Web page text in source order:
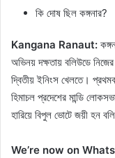
কি দোষ ছিল কঙ্গনার?
Kangana Ranaut:
অভিনয় দক্ষতায় বলিউডে
দ্বিতীয় ইনিংস খেলতে।
হিমাচল প্রদেশের মান্ডি
হারিয়ে বিপুল ভোটে জয়ী হন
We’re now on